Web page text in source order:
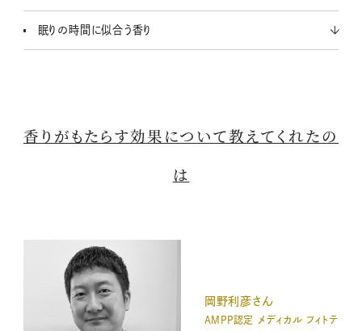
眠りの時間に似合う香り
香りがもたらす効果について教えてくれたの
は
岡野利彦さん
AMPP認定 メディカル フィトテ